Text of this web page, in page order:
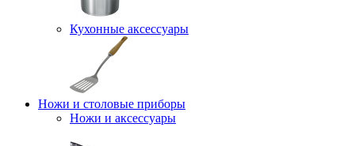
Кухонные аксессуары
Ножи и столовые приборы
Ножи и аксессуары